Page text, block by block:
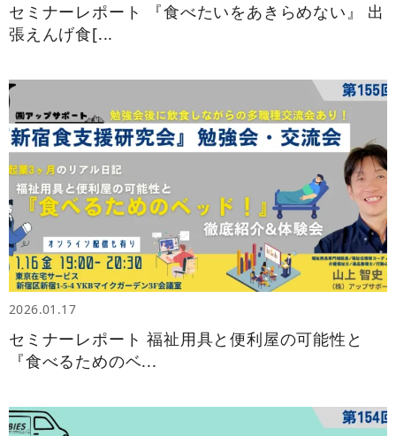
セミナーレポート 『食べたいをあきらめない』 出
張えんげ食[...
2026.01.17
セミナーレポート 福祉用具と便利屋の可能性と
『食べるためのベ...